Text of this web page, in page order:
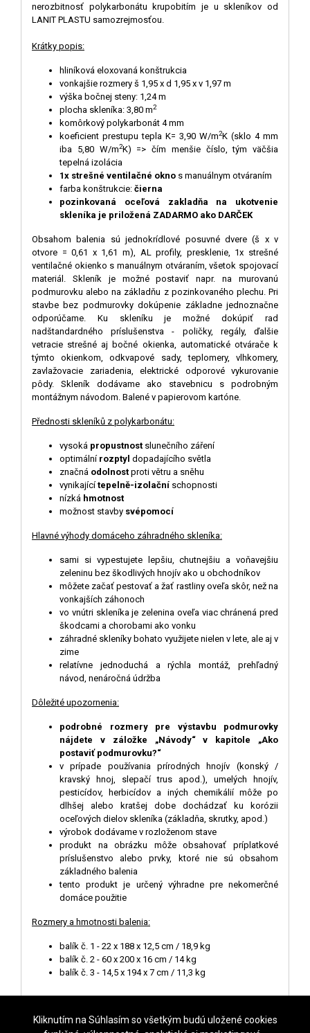
Kliknutím na Súhlasím so všetkým budú uložené cookies
nerozbitnosť polykarbonátu krupobitím je u skleníkov od
LANIT PLASTU samozrejmosťou.
Krátky popis:
hliníková eloxovaná konštrukcia
vonkajšie rozmery š 1,95 x d 1,95 x v 1,97 m
výška bočnej steny: 1,24 m
plocha skleníka: 3,80 m2
komôrkový polykarbonát 4 mm
koeficient prestupu tepla K= 3,90 W/m2K (sklo 4 mm
iba 5,80 W/m2K) => čím menšie číslo, tým väčšia
tepelná izolácia
1x strešné ventilačné okno s manuálnym otváraním
farba konštrukcie: čierna
pozinkovaná oceľová zakladňa na ukotvenie
skleníka je priložená ZADARMO ako DARČEK
Obsahom balenia sú jednokrídlové posuvné dvere (š x v
otvore = 0,61 x 1,61 m), AL profily, presklenie, 1x strešné
ventilačné okienko s manuálnym otváraním, všetok spojovací
materiál. Skleník je možné postaviť napr. na murovanú
podmurovku alebo na základňu z pozinkovaného plechu. Pri
stavbe bez podmurovky dokúpenie základne jednoznačne
odporúčame. Ku skleníku je možné dokúpiť rad
nadštandardného príslušenstva - poličky, regály, ďalšie
vetracie strešné aj bočné okienka, automatické otvárače k
týmto okienkom, odkvapové sady, teplomery, vlhkomery,
zavlažovacie zariadenia, elektrické odporové vykurovanie
pôdy. Skleník dodávame ako stavebnicu s podrobným
montážnym návodom. Balené v papierovom kartóne.
Přednosti skleníků z polykarbonátu:
vysoká propustnost slunečního záření
optimální rozptyl dopadajícího světla
značná odolnost proti větru a sněhu
vynikajícítepelně-izolační schopnosti
nízká hmotnost
možnost stavby svépomocí
Hlavné výhody domáceho záhradného skleníka:
sami si vypestujete lepšiu, chutnejšiu a voňavejšiu
zeleninu bez škodlivých hnojív ako u obchodníkov
môžete začať pestovať a žať rastliny oveľa skôr, než na
vonkajších záhonoch
vo vnútri skleníka je zelenina oveľa viac chránená pred
škodcami a chorobami ako vonku
záhradné skleníky bohato využijete nielen v lete, ale aj v
zime
relatívne jednoduchá a rýchla montáž, prehľadný
návod, nenáročná údržba
Dô ležité upozornenia:
podrobné rozmery pre výstavbu podmurovky
nájdete v záložke „Návody“ v kapitole „Ako
postaviť podmurovku?“
v prípade používania prírodných hnojív (konský /
kravský hnoj, slepačí trus apod.), umelých hnojív,
pesticídov, herbicídov a iných chemikálií môže po
dlhšej alebo kratšej dobe dochádzať ku korózii
oceľových dielov skleníka (základňa, skrutky, apod.)
výrobok dodávame v rozloženom stave
produkt na obrázku môže obsahovať príplatkové
príslušenstvo alebo prvky, ktoré nie sú obsahom
základného balenia
tento produkt je určený výhradne pre nekomerčné
domáce použitie
Rozmery a hmotnosti balenia:
balík č. 1 - 22 x 188 x 12,5 cm / 18,9 kg
balík č. 2 - 60 x 200 x 16 cm / 14 kg
balík č. 3 - 14,5 x 194 x 7 cm / 11,3 kg